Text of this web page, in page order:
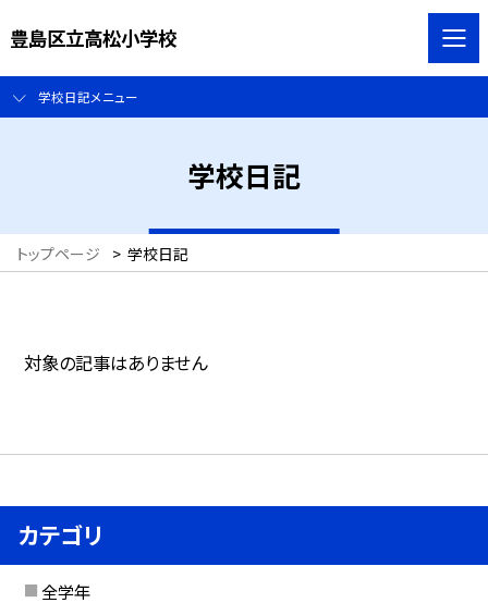
豊島区立高松小学校
学校日記メニュー
学校日記
トップページ > 学校日記
対象の記事はありません
カテゴリ
全学年